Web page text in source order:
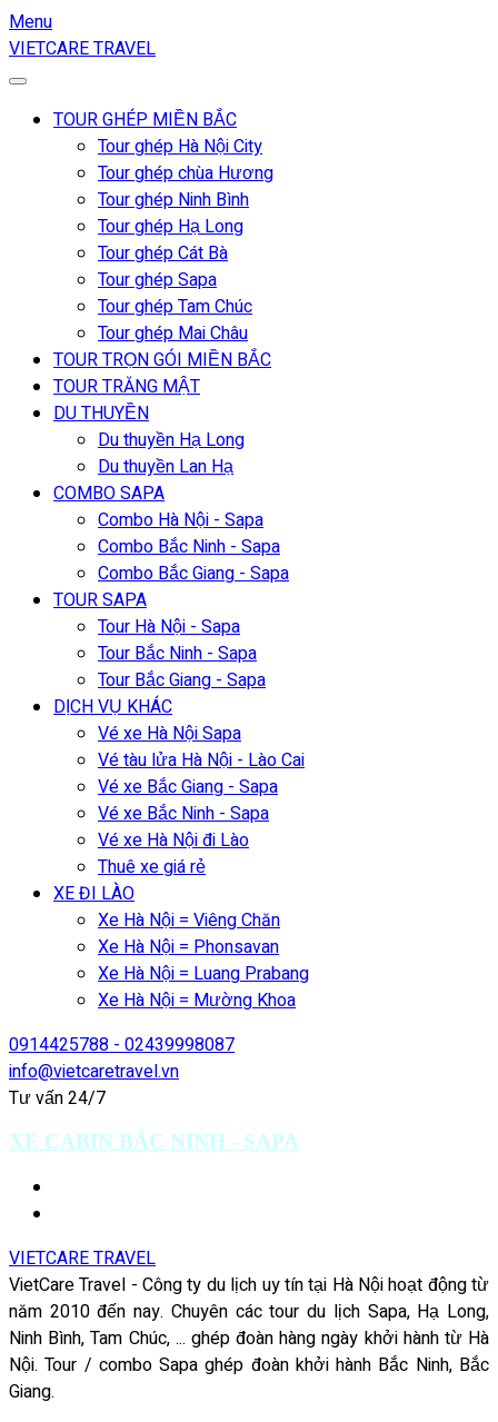
Menu
VIETCARE TRAVEL
TOUR GHÉP MIỀN BẮC
Tour ghép Hà Nội City
Tour ghép chùa Hương
Tour ghép Ninh Bình
Tour ghép Hạ Long
Tour ghép Cát Bà
Tour ghép Sapa
Tour ghép Tam Chúc
Tour ghép Mai Châu
TOUR TRỌN GÓI MIỀN BẮC
TOUR TRĂNG MẬT
DU THUYỀN
Du thuyền Hạ Long
Du thuyền Lan Hạ
COMBO SAPA
Combo Hà Nội - Sapa
Combo Bắc Ninh - Sapa
Combo Bắc Giang - Sapa
TOUR SAPA
Tour Hà Nội - Sapa
Tour Bắc Ninh - Sapa
Tour Bắc Giang - Sapa
DỊCH VỤ KHÁC
Vé xe Hà Nội Sapa
Vé tàu lửa Hà Nội - Lào Cai
Vé xe Bắc Giang - Sapa
Vé xe Bắc Ninh - Sapa
Vé xe Hà Nội đi Lào
Thuê xe giá rẻ
XE ĐI LÀO
Xe Hà Nội = Viêng Chăn
Xe Hà Nội = Phonsavan
Xe Hà Nội = Luang Prabang
Xe Hà Nội = Mường Khoa
0914425788 - 02439998087
info@vietcaretravel.vn
Tư vấn 24/7
XE CABIN BẮC NINH - SAPA
VIETCARE TRAVEL
VietCare Travel - Công ty du lịch uy tín tại Hà Nội hoạt động từ
năm 2010 đến nay. Chuyên các tour du lịch Sapa, Hạ Long,
Ninh Bình, Tam Chúc, ... ghép đoàn hàng ngày khởi hành từ Hà
Nội. Tour / combo Sapa ghép đoàn khởi hành Bắc Ninh, Bắc
Giang.